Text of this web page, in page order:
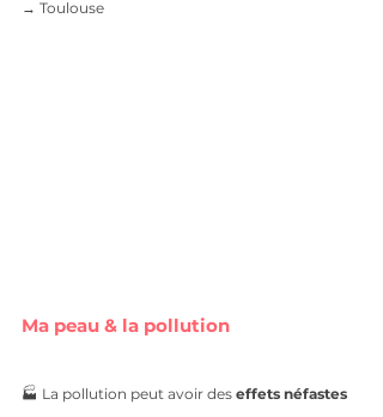
→ Toulouse
Ma peau & la pollution
🏭 La pollution peut avoir des effets néfastes